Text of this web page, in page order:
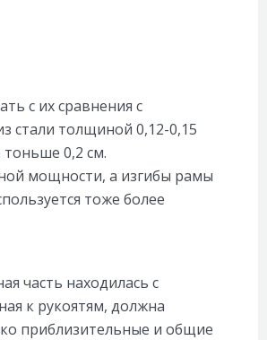
с их сравнения с
стали толщиной 0,12-0,15
0,2 см.
мощности, а изгибы рамы
тоже более
часть находилась с
к рукоятям, должна
приблизительные и общие